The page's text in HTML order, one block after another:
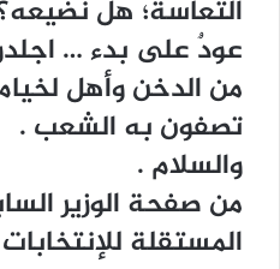
ﺍﻟﺘﻌﺎﺳﺔ؛ ﻫﻞ
ﻋﻮﺩٌ ﻋﻠﻰ ﺑﺪﺀ …
ﻣﻦ ﺍﻟﺪﺧﻦ ﻭﺃﻫﻞ
ﺗﺼﻔﻮﻥ ﺑﻪ ﺍﻟﺸﻌﺐ .
ﻭﺍﻟﺴﻼﻡ .
ﻣﻦ ﺻﻔﺤﺔ ﺍﻟﻮﺯﻳﺮ
ﺍﻟﻤﺴﺘﻘﻠﺔ